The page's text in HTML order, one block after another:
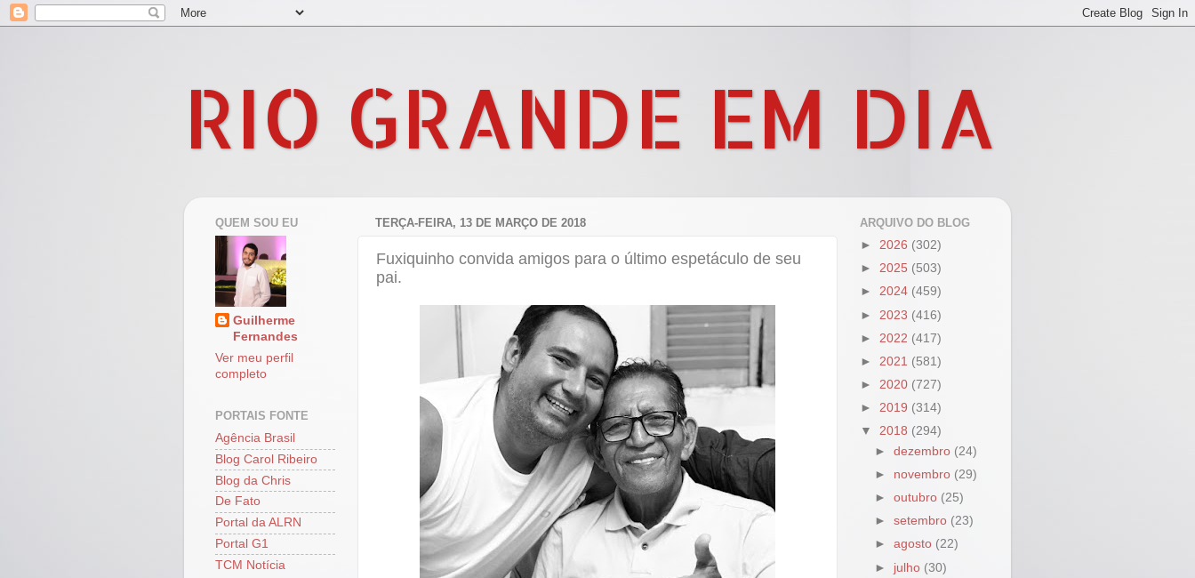
RIO GRANDE EM DIA
TERÇA-FEIRA, 13 DE MARÇO DE 2018
Fuxiquinho convida amigos para o último espetáculo de seu
pai.
QUEM SOU EU
Guilherme
Fernandes
Ver meu perfil
completo
PORTAIS FONTE
Agência Brasil
Blog Carol Ribeiro
Blog da Chris
De Fato
Portal da ALRN
Portal G1
TCM Notícia
ARQUIVO DO BLOG
► 2026 (302)
► 2025 (503)
► 2024 (459)
► 2023 (416)
► 2022 (417)
► 2021 (581)
► 2020 (727)
► 2019 (314)
▼ 2018 (294)
►dezembro (24)
► novembro (29)
►outubro (25)
►setembro (23)
►agosto (22)
► julho (30)